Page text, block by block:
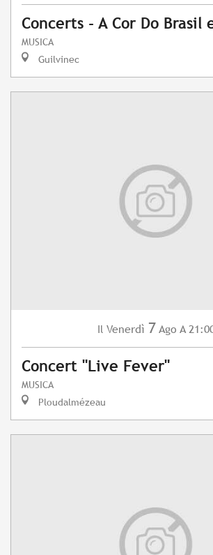
Concerts - A Cor Do Brasil
MUSICA
Guilvinec
Il Venerdì 7 Ago A
Concert "Live Fever"
MUSICA
Ploudalmézeau